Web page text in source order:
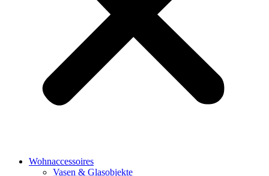
Wohnaccessoires
Vasen & Glasobjekte